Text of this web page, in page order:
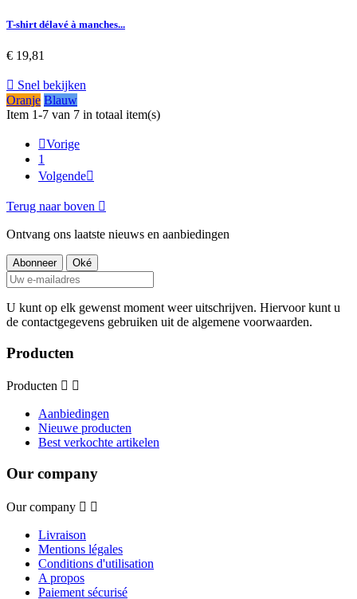
T-shirt délavé à manches...
€ 19,81
 Snel bekijken
Oranje Blauw
Item 1-7 van 7 in totaal item(s)
Vorige
1
Volgende
Terug naar boven 
Ontvang ons laatste nieuws en aanbiedingen
U kunt op elk gewenst moment weer uitschrijven. Hiervoor kunt u
de contactgegevens gebruiken uit de algemene voorwaarden.
Producten
Producten  
Aanbiedingen
Nieuwe producten
Best verkochte artikelen
Our company
Our company  
Livraison
Mentions légales
Conditions d'utilisation
A propos
Paiement sécurisé